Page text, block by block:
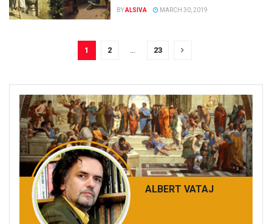
BYALSIVA MARCH 30, 2019
1 2 … 23
ALBERT VATAJ